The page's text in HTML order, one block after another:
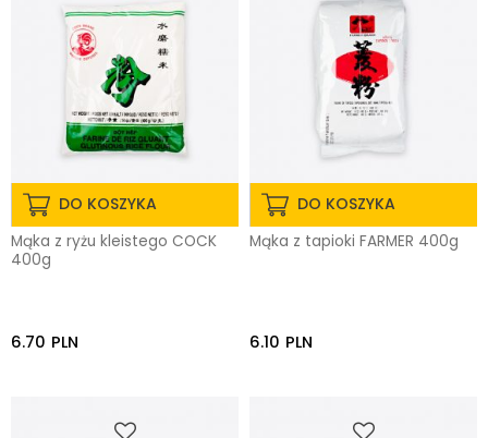
DO KOSZYKA
Mąka z ryżu kleistego COCK
400g
6.70 PLN
DO KOSZYKA
Mąka z tapioki FARMER 400g
6.10 PLN